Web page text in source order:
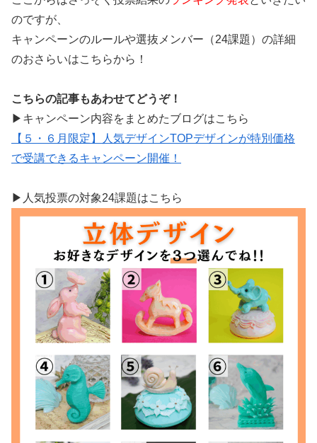
のですが、
キャンペーンのルールや選抜メンバー（24課題）の詳細
のおさらいはこちらから！
こちらの記事もあわせてどうぞ！
▶キャンペーン内容をまとめたブログはこちら
【５・６月限定】人気デザインTOPデザインが特別価格
で受講できるキャンペーン開催！
▶人気投票の対象24課題はこちら